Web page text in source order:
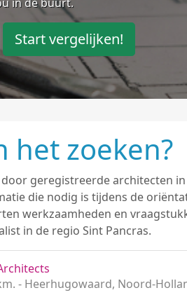
Start vergelijken!
het zoeken?
geregistreerde architecten
die nodig is tijdens de
werkzaamheden en
in de regio Sint Pancras.
- Heerhugowaard, Noord-